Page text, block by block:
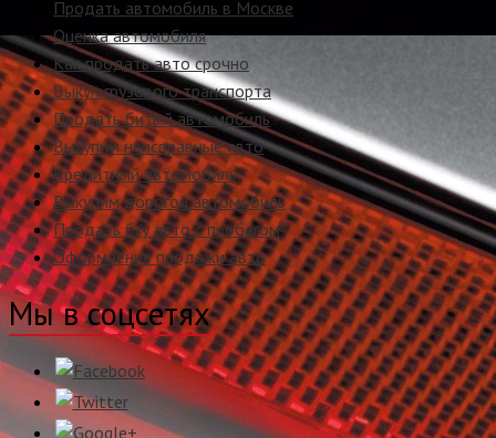
Продать автомобиль в Москве
Оценка автомобиля
Как продать авто срочно
Выкуп грузового транспорта
Продать битый автомобиль
Выкупим неисправные авто
Кредитный автомобиль
Выкупим дорогой автомобиль
Продать б/у авто с пробегом
Оформление продажи авто
Мы в соцсетях